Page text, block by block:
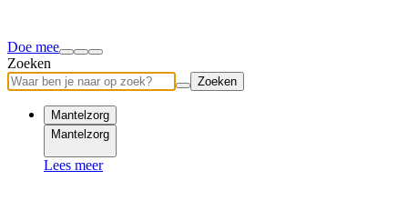
Doe mee
Zoeken
Zoeken
Mantelzorg
Mantelzorg
Lees meer